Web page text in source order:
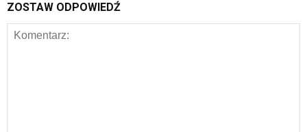
ZOSTAW ODPOWIEDŹ